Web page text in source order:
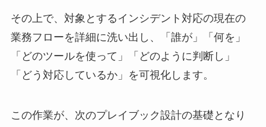
その上で、対象とするインシデント対応の現在の
業務フローを詳細に洗い出し、「誰が」「何を」
「どのツールを使って」「どのように判断し」
「どう対応しているか」を可視化します。
この作業が、次のプレイブック設計の基礎となり